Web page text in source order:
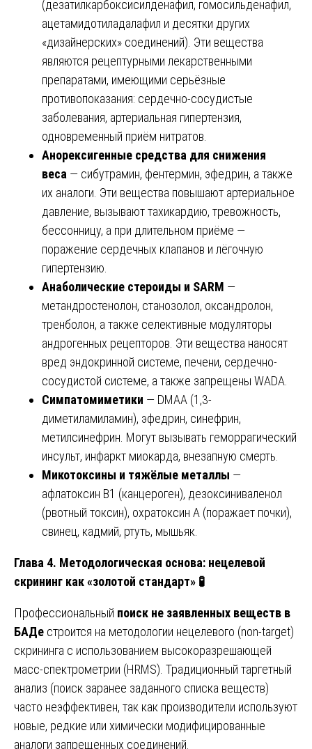
(дезатилкарбоксисилденафил, гомосильденафил,
ацетамидотиладалафил и десятки других
«дизайнерских» соединений). Эти вещества
являются рецептурными лекарственными
препаратами, имеющими серьёзные
противопоказания: сердечно-сосудистые
заболевания, артериальная гипертензия,
одновременный приём нитратов.
Анорексигенные средства для снижения
веса — сибутрамин, фентермин, эфедрин, а также
их аналоги. Эти вещества повышают артериальное
давление, вызывают тахикардию, тревожность,
бессонницу, а при длительном приёме —
поражение сердечных клапанов и лёгочную
гипертензию.
Анаболические стероиды и SARM —
метандростенолон, станозолол, оксандролон,
тренболон, а также селективные модуляторы
андрогенных рецепторов. Эти вещества наносят
вред эндокринной системе, печени, сердечно-
сосудистой системе, а также запрещены WADA.
Симпатомиметики — DMAA (1,3-
диметиламиламин), эфедрин, синефрин,
метилсинефрин. Могут вызывать геморрагический
инсульт, инфаркт миокарда, внезапную смерть.
Микотоксины и тяжёлые металлы —
афлатоксин B1 (канцероген), дезоксиниваленол
(рвотный токсин), охратоксин А (поражает почки),
свинец, кадмий, ртуть, мышьяк.
Глава 4. Методологическая основа: нецелевой
скрининг как «золотой стандарт» 🧪
Профессиональный поиск не заявленных веществ в
БАДе строится на методологии нецелевого (non-target)
скрининга с использованием высокоразрешающей
масс-спектрометрии (HRMS). Традиционный таргетный
анализ (поиск заранее заданного списка веществ)
часто неэффективен, так как производители используют
новые, редкие или химически модифицированные
аналоги запрещенных соединений.